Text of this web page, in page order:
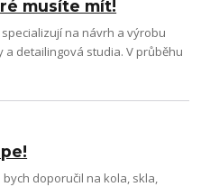
musíte mít!
na návrh a výrobu
a detailingová studia. V průběhu
doporučil na kola, skla,